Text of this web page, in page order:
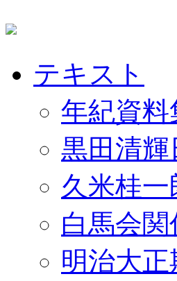
テキスト
年紀資料
黒田清輝
久米桂
白馬会
明治大